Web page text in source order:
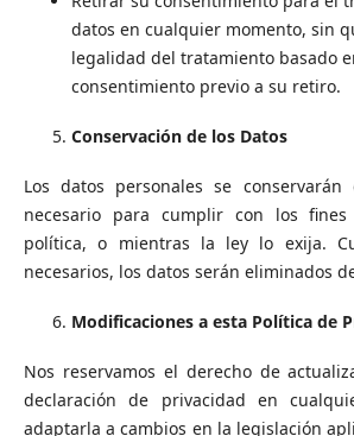
datos en cualquier momento, sin
legalidad del tratamiento basado
consentimiento previo a su retiro.
Conservación de los Datos
Los datos personales se
necesario para cumplir con los
política, o mientras la ley lo exija.
necesarios, los datos serán eliminados
Modificaciones a esta Política de
Nos reservamos el derecho de
declaración de privacidad en
adaptarla a cambios en la legislación